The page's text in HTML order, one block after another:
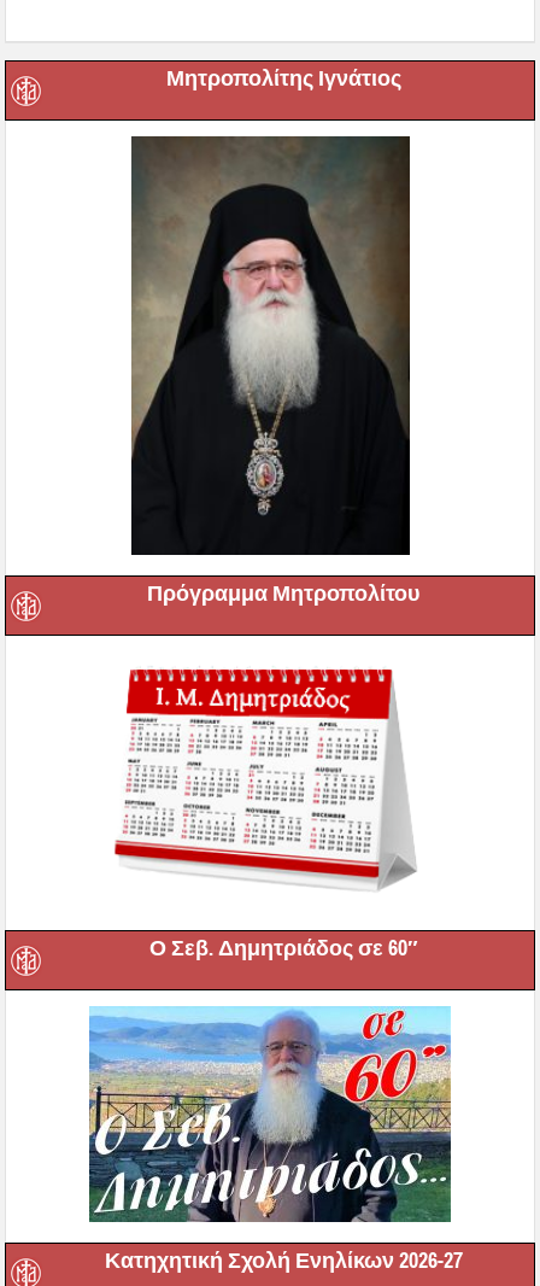
Μητροπολίτης Ιγνάτιος
Πρόγραμμα Μητροπολίτου
Ο Σεβ. Δημητριάδος σε 60″
Κατηχητική Σχολή Ενηλίκων 2026-27